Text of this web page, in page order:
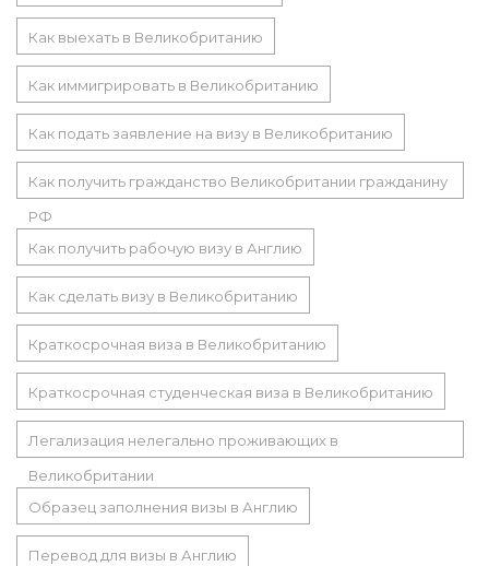
Как выехать в Великобританию
Как иммигрировать в Великобританию
Как подать заявление на визу в Великобританию
Как получить гражданство Великобритании гражданину
РФ
Как получить рабочую визу в Англию
Как сделать визу в Великобританию
Краткосрочная виза в Великобританию
Краткосрочная студенческая виза в Великобританию
Легализация нелегально проживающих в
Великобритании
Образец заполнения визы в Англию
Перевод для визы в Англию